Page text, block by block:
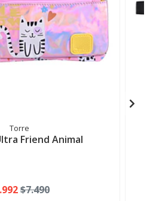
Torre
Friend Animal
$7.490